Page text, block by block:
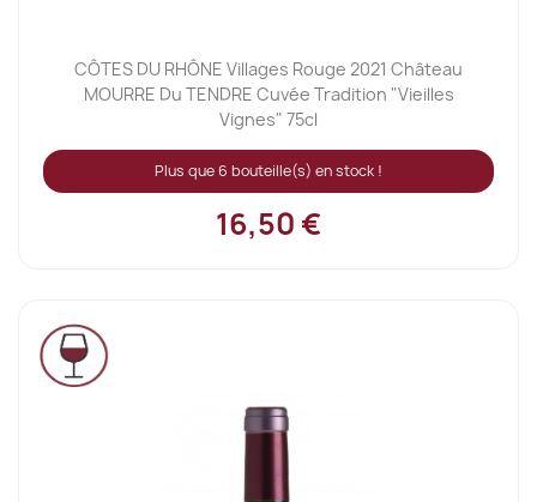
CÔTES DU RHÔNE Villages Rouge 2021 Château
MOURRE Du TENDRE Cuvée Tradition "Vieilles
Vignes" 75cl
Plus que 6 bouteille(s) en stock !
16,50 €